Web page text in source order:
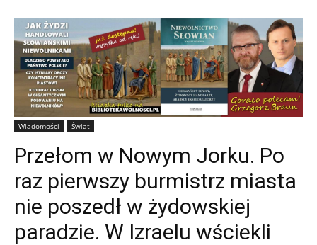
Wiadomości Świat
Przełom w Nowym Jorku. Po
raz pierwszy burmistrz miasta
nie poszedł w żydowskiej
paradzie. W Izraelu wściekli